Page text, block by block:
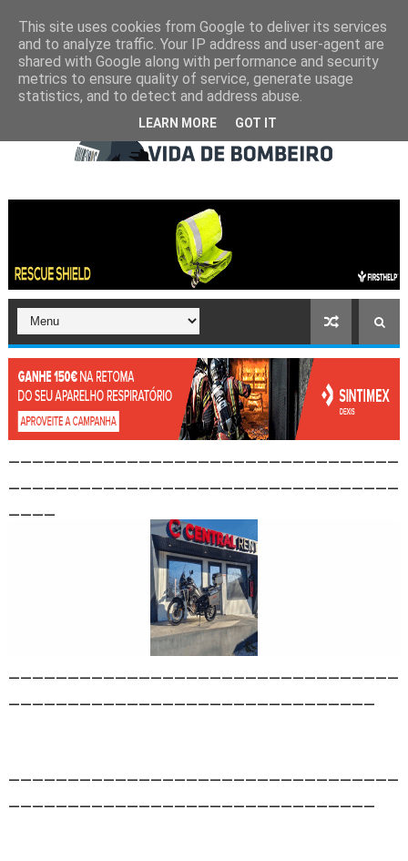
This site uses cookies from Google to deliver its services
and to analyze traffic. Your IP address and user-agent are
shared with Google along with performance and security
metrics to ensure quality of service, generate usage
statistics, and to detect and address abuse.
LEARN MORE GOT IT